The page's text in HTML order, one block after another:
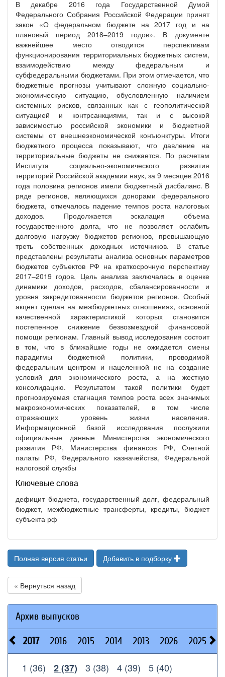
В декабре 2016 года Государственной Думой
Федерального Собрания Российской Федерации принят
закон «О федеральном бюджете на 2017 год и на
плановый период 2018–2019 годов». В документе
важнейшее место отводится перспективам
функционирования территориальных бюджетных систем,
взаимодействию между федеральным и
субфедеральными бюджетами. При этом отмечается, что
бюджетные прогнозы учитывают сложную социально-
экономическую ситуацию, обусловленную наличием
системных рисков, связанных как с геополитической
ситуацией и контрсанкциями, так и с высокой
зависимостью российской экономики и бюджетной
системы от внешнеэкономической конъюнктуры. Итоги
бюджетного процесса показывают, что давление на
территориальные бюджеты не снижается. По расчетам
Института социально-экономического развития
территорий Российской академии наук, за 9 месяцев 2016
года половина регионов имели бюджетный дисбаланс. В
ряде регионов, являющихся донорами федерального
бюджета, отмечалось падение темпов роста налоговых
доходов. Продолжается эскалация объема
государственного долга, что не позволяет ослабить
долговую нагрузку бюджетов регионов, превышающую
треть собственных доходных источников. В статье
представлены результаты анализа основных параметров
бюджетов субъектов РФ на краткосрочную перспективу
2017–2019 годов. Цель анализа заключалась в оценке
динамики доходов, расходов, сбалансированности и
уровня закредитованности бюджетов регионов. Особый
акцент сделан на межбюджетных отношениях, основной
качественной характеристикой которых становится
постепенное снижение безвозмездной финансовой
помощи регионам. Главный вывод исследования состоит
в том, что в ближайшие годы не ожидается смены
парадигмы бюджетной политики, проводимой
федеральным центром и нацеленной не на создание
условий для экономического роста, а на жесткую
консолидацию. Результатом такой политики будет
прогнозируемая стагнация темпов роста всех значимых
макроэкономических показателей, в том числе
отражающих уровень жизни населения.
Информационной базой исследования послужили
официальные данные Министерства экономического
развития РФ, Министерства финансов РФ, Счетной
палаты РФ, Федерального казначейства, Федеральной
налоговой службы
Ключевые слова
дефицит бюджета, государственный долг, федеральный
бюджет, межбюджетные трансферты, кредиты, бюджет
субъекта рф
Полная версия статьи Добавить в подборку
« Вернуться назад
Архив выпусков
2017 2016 2015 2014 2013 2026 2025
1 (36) 2 (37) 3 (38) 4 (39) 5 (40)